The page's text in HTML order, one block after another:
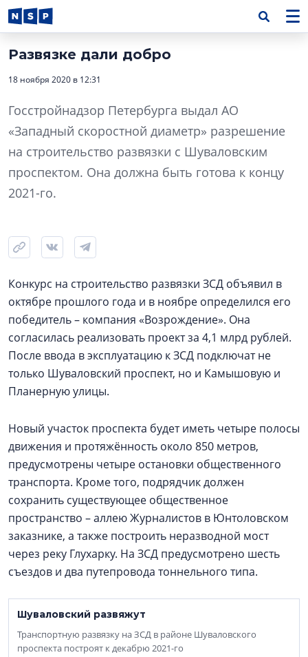
Развязке дали добро
18 ноября 2020 в 12:31
Госстройнадзор Петербурга выдал АО
«Западный скоростной диаметр» разрешение
на строительство развязки с Шуваловским
проспектом. Она должна быть готова к концу
2021-го.
Конкурс на строительство развязки ЗСД объявил в
октябре прошлого года и в ноябре определился его
победитель – компания «Возрождение». Она
согласилась реализовать проект за 4,1 млрд рублей.
После ввода в эксплуатацию к ЗСД подключат не
только Шуваловский проспект, но и Камышовую и
Планерную улицы.
Новый участок проспекта будет иметь четыре полосы
движения и протяжённость около 850 метров,
предусмотрены четыре остановки общественного
транспорта. Кроме того, подрядчик должен
сохранить существующее общественное
пространство – аллею Журналистов в Юнтоловском
заказнике, а также построить неразводной мост
через реку Глухарку. На ЗСД предусмотрено шесть
съездов и два путепровода тоннельного типа.
Шуваловский развяжут
Транспортную развязку на ЗСД в районе Шуваловского
проспекта построят к декабрю 2021-го